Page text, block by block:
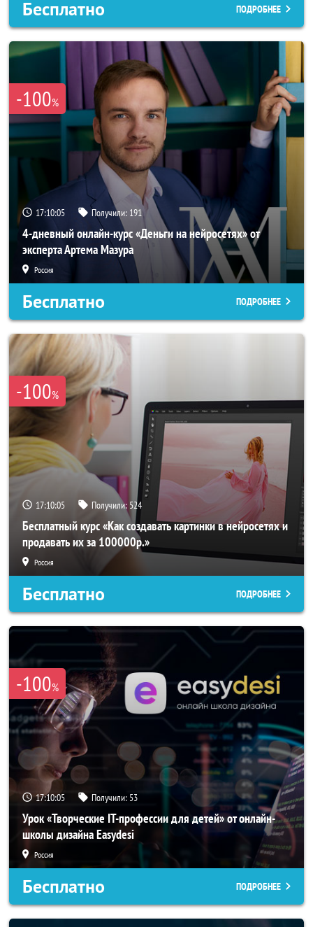
Бесплатно ПОДРОБНЕЕ
-100%
17:10:03 Получили: 191
4-дневный онлайн-курс «Деньги на нейросетях» от
эксперта Артема Мазура
Россия
Бесплатно ПОДРОБНЕЕ
-100%
17:10:03 Получили: 524
Бесплатный курс «Как создавать картинки в нейросетях и
продавать их за 100000р.»
Россия
Бесплатно ПОДРОБНЕЕ
-100%
17:10:03 Получили: 53
Урок «Творческие IT-профессии для детей» от онлайн-
школы дизайна Easydesi
Россия
Бесплатно ПОДРОБНЕЕ